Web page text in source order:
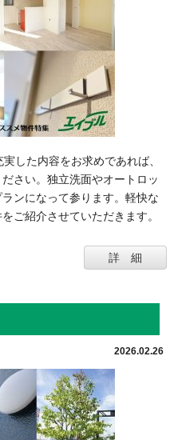
た内容をお求めであれば、
さい。独立洗面やオートロッ
ンになって参ります。軽快な
ご紹介させていただきます。
詳 細
2026.02.26